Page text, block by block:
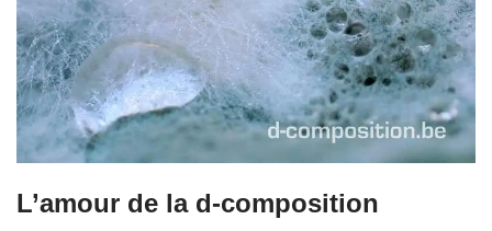
L’amour de la d-composition